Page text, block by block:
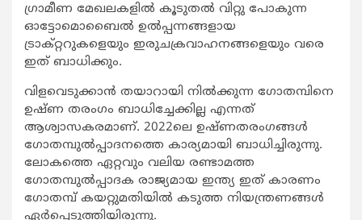
ഗ്രാമീണ മേഖലകളില്‍ കൂടുതല്‍ വിറ്റു പോകുന്ന
ഓട്ടോമൊബൈല്‍ ഉല്‍പ്പന്നങ്ങളായ
ട്രാക്റ്ററുകളെയും ഇരുചക്രവാഹനങ്ങളെയും വരെ
ഇത് ബാധിക്കും.
വിളവെടുക്കാന്‍ തയാറായി നില്‍ക്കുന്ന ഗോതമ്പിനെ
ഉഷ്ണ തരംഗം ബാധിച്ചേക്കില്ല എന്നത്
ആശ്വാസകരമാണ്. 2022ലെ ഉഷ്ണതരംഗങ്ങള്‍
ഗോതമ്പുല്‍പ്പാദനത്തെ കാര്യമായി ബാധിച്ചിരുന്നു.
ലോകത്തെ ഏറ്റവും വലിയ രണ്ടാമത്ത
ഗോതമ്പുല്‍പ്പാദക രാജ്യമായ ഇന്ത്യ ഇത് കാരണം
ഗോതമ്പ് കയറ്റുമതിയില്‍ കടുത്ത നിയന്ത്രണങ്ങള്‍
ഏര്‍പ്പെടുത്തിയിരുന്നു.